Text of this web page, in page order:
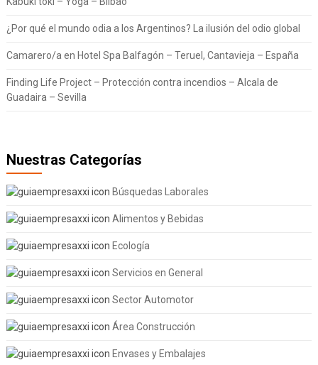
¿Por qué el mundo odia a los Argentinos? La ilusión del odio global
Camarero/a en Hotel Spa Balfagón – Teruel, Cantavieja – España
Finding Life Project – Protección contra incendios – Alcala de
Guadaira – Sevilla
Nuestras Categorías
Búsquedas Laborales
Alimentos y Bebidas
Ecología
Servicios en General
Sector Automotor
Área Construcción
Envases y Embalajes